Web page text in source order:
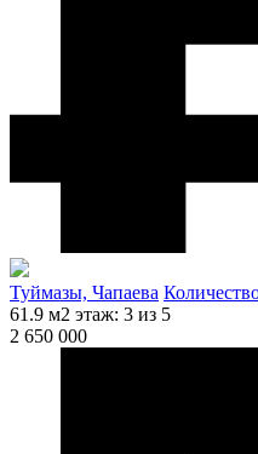
Туймазы, Чапаева
61.9 м2 этаж: 3 из 5
2 650 000